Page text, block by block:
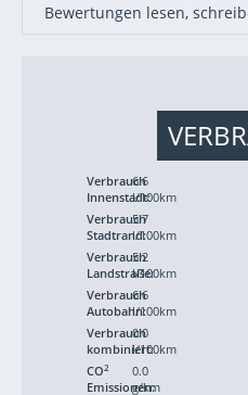
Bewertungen lesen,
Verbrauch
Innenstadt:
6.6
l/100km
Verbrauch
Stadtrand:
5.7
l/100km
Verbrauch
Landstraße:
5.2
l/100km
Verbrauch
Autobahn:
6.6
l/100km
Verbrauch
kombiniert:
0.0
l/100km
CO2
Emissionen:
0.0
g/km